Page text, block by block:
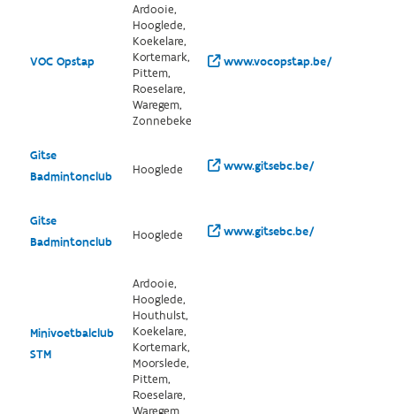
VOC Opstap
Ardooie,
Hooglede,
Koekelare,
Kortemark,
Pittem,
Roeselare,
Waregem,
Zonnebeke
www.vocopstap.be/
Gitse
Badmintonclub
Hooglede www.gitsebc.be/
Gitse
Badmintonclub
Hooglede www.gitsebc.be/
Minivoetbalclub
STM
Ardooie,
Hooglede,
Houthulst,
Koekelare,
Kortemark,
Moorslede,
Pittem,
Roeselare,